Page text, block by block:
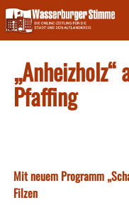
Skip
to
content
Pfaffing
Mit neuem Programm
Filzen